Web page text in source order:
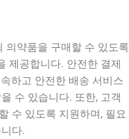
의약품을 구매할 수 있도록
제공합니다. 안전한 결제
하고 안전한 배송 서비스
수 있습니다. 또한, 고객
수 있도록 지원하며, 필요
다.